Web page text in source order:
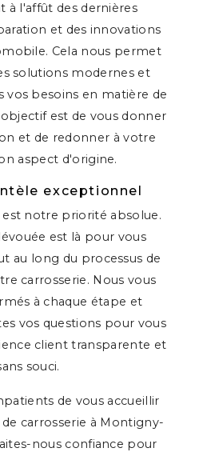
à l'affût des dernières
et des innovations
Cela nous permet
solutions modernes et
vos besoins en matière de
est de vous donner
et de redonner à votre
aspect d'origine.
exceptionnel
notre priorité absolue.
est là pour vous
au long du processus de
carrosserie. Nous vous
à chaque étape et
vos questions pour vous
client transparente et
souci.
de vous accueillir
carrosserie à Montigny-
nous confiance pour